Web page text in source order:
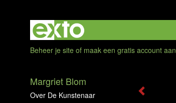
Beheer je site of maak een gratis account aan
Margriet Blom
Over De Kunstenaar